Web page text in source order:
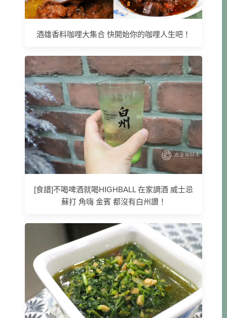
酒雄香料咖哩大集合 快開始你的咖哩人生吧！
[食譜]不喝啤酒就喝HIGHBALL 在家調酒 威士忌
蘇打 角嗨 金賓 都沒有白州讚！